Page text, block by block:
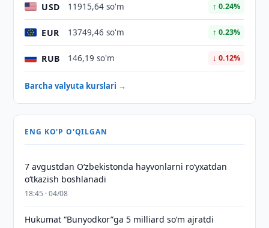
USD 11915,64 so'm ↑ 0.24%
EUR 13749,46 so'm ↑ 0.23%
RUB 146,19 so'm ↓ 0.12%
Barcha valyuta kurslari →
ENG KO'P O'QILGAN
7 avgustdan O‘zbekistonda hayvonlarni ro‘yxatdan
o‘tkazish boshlanadi
18:45 · 04/08
Hukumat “Bunyodkor”ga 5 milliard so‘m ajratdi